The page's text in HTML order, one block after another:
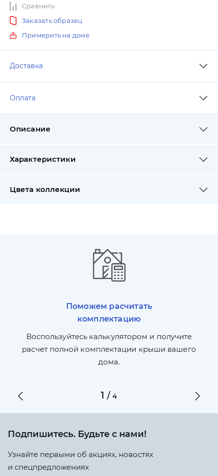
Сравнить
Заказать образец
Примерить на доме
Доставка
Оплата
Описание
Характеристики
Цвета коллекции
Поможем расчитать
комплектацию
Воспользуйтесь калькулятором и получите
расчет полной комплектации крыши вашего
дома.
1 /4
Подпишитесь. Будьте с нами!
Узнайте первыми об акциях, новостях
и спецпредложениях